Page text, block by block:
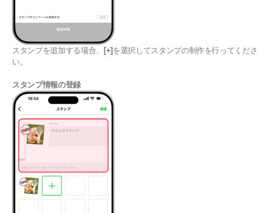
スタンプを追加する場合、 [+]を選択してスタンプの制作を行ってくださ
い。
スタンプ情報の登録